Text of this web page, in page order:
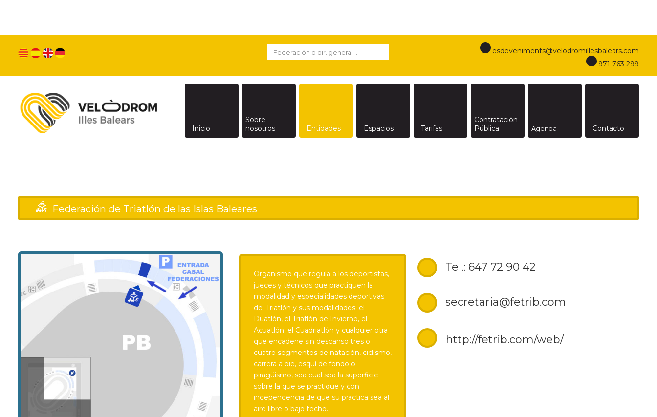
esdeveniments@velodromillesbalears.com
971 763 299
Inicio
Sobre
nosotros
Entidades Espacios Tarifas
Contratación
Pública
Agenda Contacto
Federación de Triatlón de las Islas Baleares
Organismo que regula a los deportistas,
jueces y técnicos que practiquen la
modalidad y especialidades deportivas
del Triatlón y sus modalidades: el
Duatlón, el Triatlón de Invierno, el
Acuatlón, el Cuadriatlón y cualquier otra
que encadene sin descanso tres o
cuatro segmentos de natación, ciclismo,
carrera a pie, esquí de fondo o
piragüismo, sea cual sea la superficie
sobre la que se practique y con
independencia de que su práctica sea al
aire libre o bajo techo.
Tel.: 647 72 90 42
secretaria@fetrib.com
http://fetrib.com/web/